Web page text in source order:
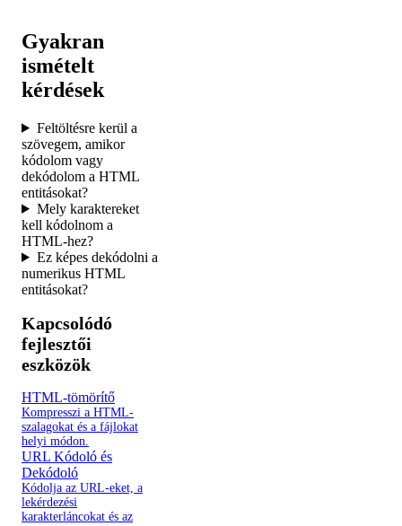
Gyakran
ismételt
kérdések
Feltöltésre kerül a
szövegem, amikor
kódolom vagy
dekódolom a HTML
entitásokat?
Mely karaktereket
kell kódolnom a
HTML-hez?
Ez képes dekódolni a
numerikus HTML
entitásokat?
Kapcsolódó
fejlesztői
eszközök
HTML-tömörítő
Kompresszi a HTML-
szalagokat és a fájlokat
helyi módon.
URL Kódoló és
Dekódoló
Kódolja az URL-eket, a
lekérdezési
karakterláncokat és az